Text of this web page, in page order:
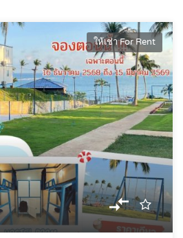
ให้เช่า For Rent